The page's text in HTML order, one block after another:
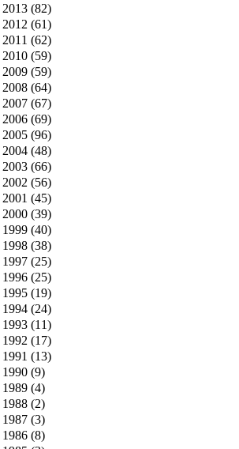
2013 (82)
2012 (61)
2011 (62)
2010 (59)
2009 (59)
2008 (64)
2007 (67)
2006 (69)
2005 (96)
2004 (48)
2003 (66)
2002 (56)
2001 (45)
2000 (39)
1999 (40)
1998 (38)
1997 (25)
1996 (25)
1995 (19)
1994 (24)
1993 (11)
1992 (17)
1991 (13)
1990 (9)
1989 (4)
1988 (2)
1987 (3)
1986 (8)